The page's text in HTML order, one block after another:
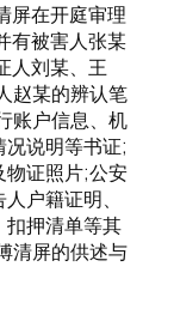
屏在开庭审理
有被害人张某
人刘某、王
赵某的辨认笔
账户信息、机
说明等书证;
物证照片;公安
户籍证明、
扣押清单等其
清屏的供述与